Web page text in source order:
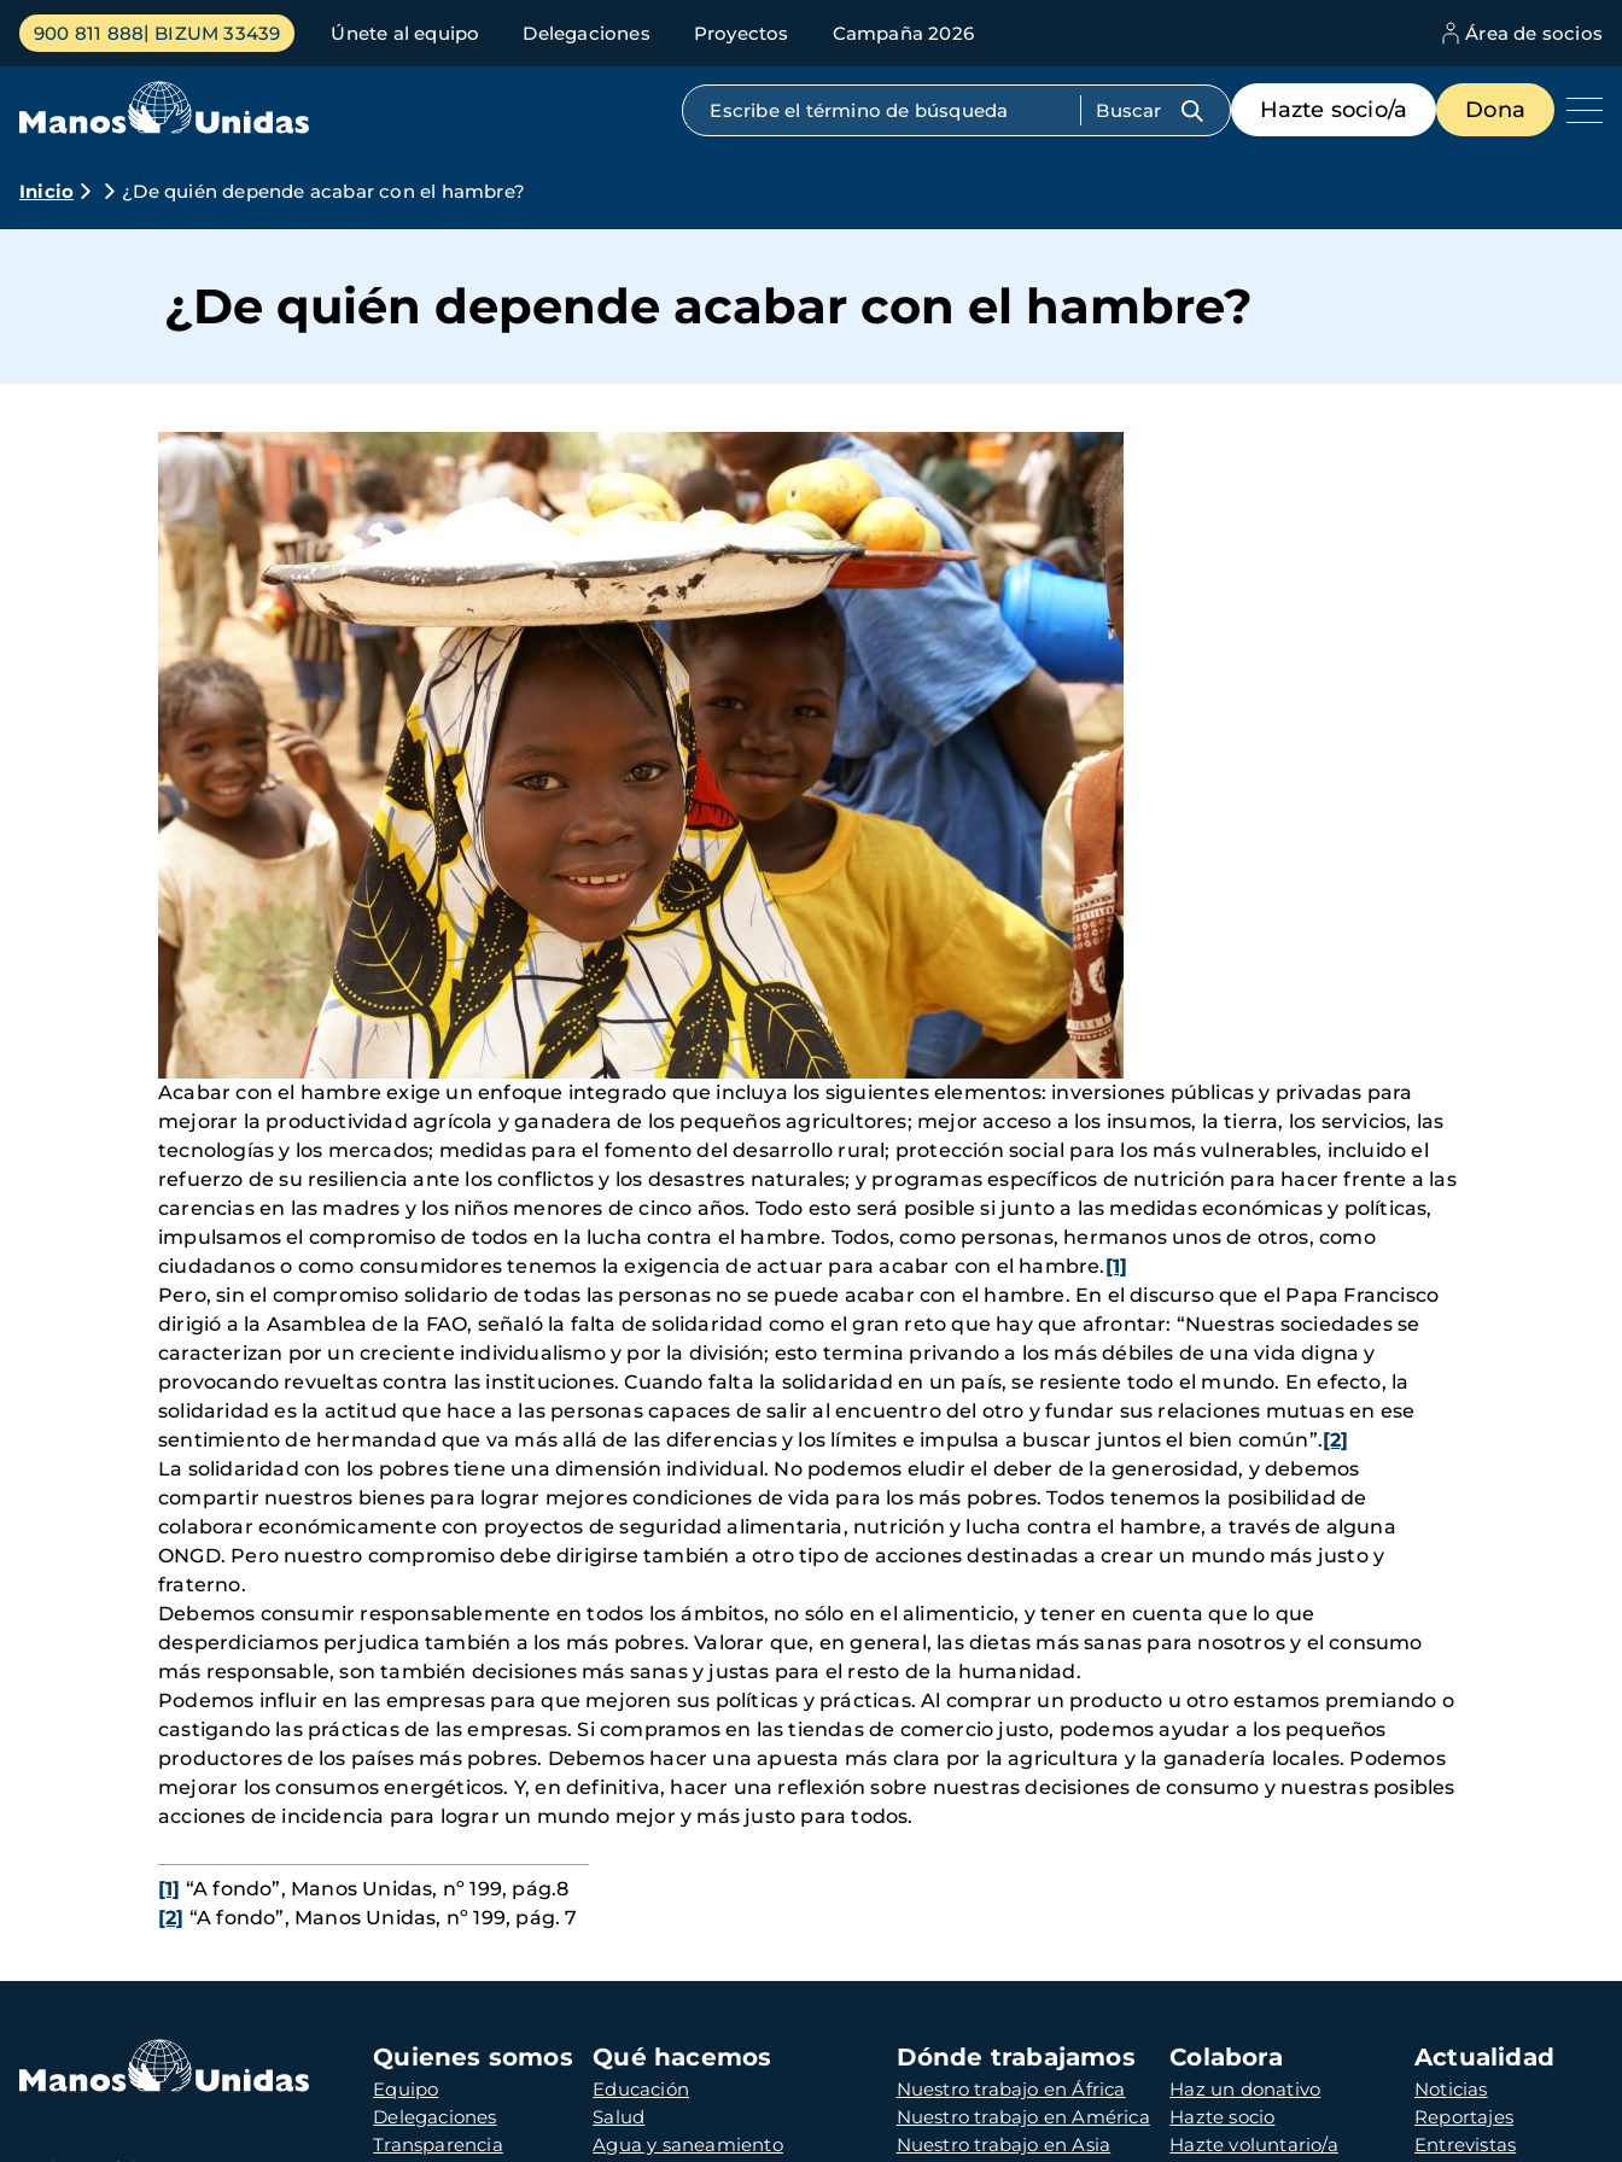
Pasar
contenido
Menú
principal
900 811 888 BIZUM 33439 Únete al equipo Delegaciones Proyectos Campaña 2026 Área de socios
Búsqueda por texto completo
Menú
de
destacados
Hazte socio/a Dona
Ruta
navegación
Inicio ¿De quién depende acabar con el hambre?
¿De quién depende acabar con el hambre?
Acabar con el hambre exige un enfoque integrado que incluya los siguientes elementos: inversiones públicas y privadas para
mejorar la productividad agrícola y ganadera de los pequeños agricultores; mejor acceso a los insumos, la tierra, los servicios, las
tecnologías y los mercados; medidas para el fomento del desarrollo rural; protección social para los más vulnerables, incluido el
refuerzo de su resiliencia ante los conflictos y los desastres naturales; y programas específicos de nutrición para hacer frente a las
carencias en las madres y los niños menores de cinco años. Todo esto será posible si junto a las medidas económicas y políticas,
impulsamos el compromiso de todos en la lucha contra el hambre. Todos, como personas, hermanos unos de otros, como
ciudadanos o como consumidores tenemos la exigencia de actuar para acabar con el hambre.[1]
Pero, sin el compromiso solidario de todas las personas no se puede acabar con el hambre. En el discurso que el Papa Francisco
dirigió a la Asamblea de la FAO, señaló la falta de solidaridad como el gran reto que hay que afrontar: “Nuestras sociedades se
caracterizan por un creciente individualismo y por la división; esto termina privando a los más débiles de una vida digna y
provocando revueltas contra las instituciones. Cuando falta la solidaridad en un país, se resiente todo el mundo. En efecto, la
solidaridad es la actitud que hace a las personas capaces de salir al encuentro del otro y fundar sus relaciones mutuas en ese
sentimiento de hermandad que va más allá de las diferencias y los límites e impulsa a buscar juntos el bien común”.[2]
La solidaridad con los pobres tiene una dimensión individual. No podemos eludir el deber de la generosidad, y debemos
compartir nuestros bienes para lograr mejores condiciones de vida para los más pobres. Todos tenemos la posibilidad de
colaborar económicamente con proyectos de seguridad alimentaria, nutrición y lucha contra el hambre, a través de alguna
ONGD. Pero nuestro compromiso debe dirigirse también a otro tipo de acciones destinadas a crear un mundo más justo y
fraterno.
Debemos consumir responsablemente en todos los ámbitos, no sólo en el alimenticio, y tener en cuenta que lo que
desperdiciamos perjudica también a los más pobres. Valorar que, en general, las dietas más sanas para nosotros y el consumo
más responsable, son también decisiones más sanas y justas para el resto de la humanidad.
Podemos influir en las empresas para que mejoren sus políticas y prácticas. Al comprar un producto u otro estamos premiando o
castigando las prácticas de las empresas. Si compramos en las tiendas de comercio justo, podemos ayudar a los pequeños
productores de los países más pobres. Debemos hacer una apuesta más clara por la agricultura y la ganadería locales. Podemos
mejorar los consumos energéticos. Y, en definitiva, hacer una reflexión sobre nuestras decisiones de consumo y nuestras posibles
acciones de incidencia para lograr un mundo mejor y más justo para todos.
[1] “A fondo”, Manos Unidas, nº 199, pág.8
[2] “A fondo”, Manos Unidas, nº 199, pág. 7
Navegación
principal
Quienes somos
Equipo
Delegaciones
Transparencia
Qué hacemos
Educación
Salud
Agua y saneamiento
Dónde trabajamos
Nuestro trabajo en África
Nuestro trabajo en América
Nuestro trabajo en Asia
Colabora
Haz un donativo
Hazte socio
Hazte voluntario/a
Actualidad
Noticias
Reportajes
Entrevistas